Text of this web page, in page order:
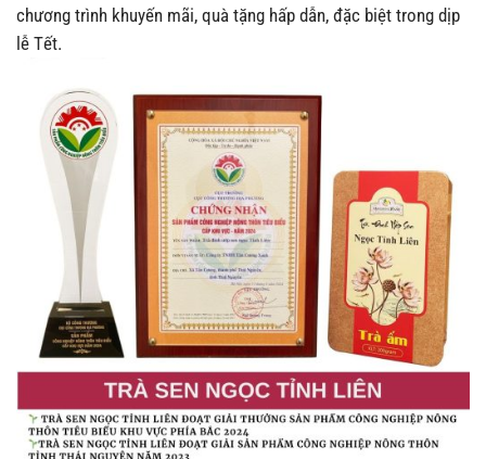
chương trình khuyến mãi, quà tặng hấp dẫn, đặc biệt trong dịp
lễ Tết.